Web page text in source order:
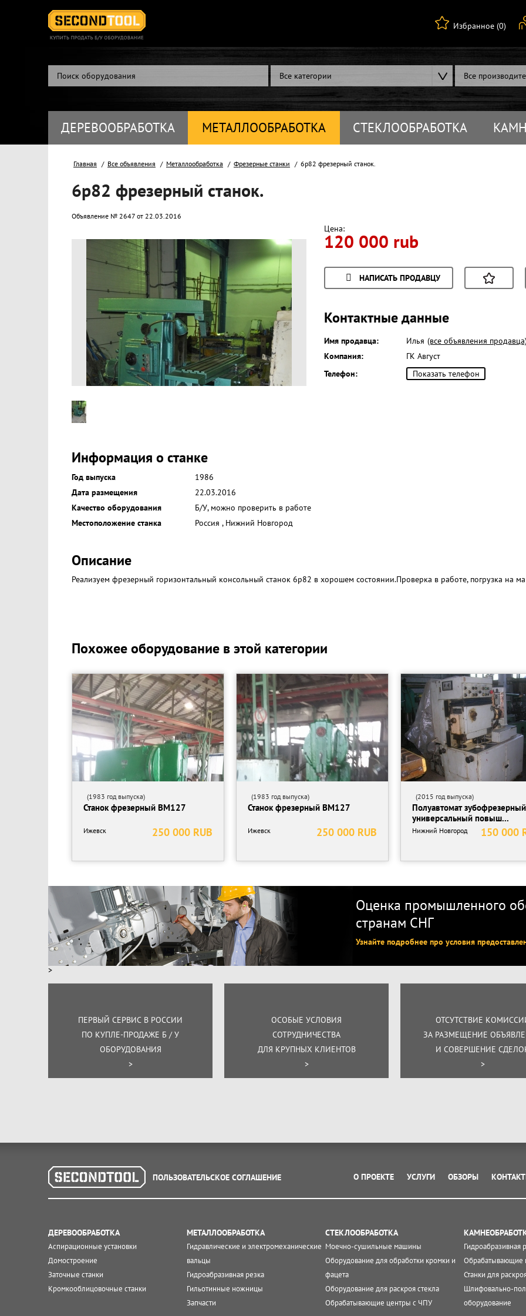
Избранное (0)
Все категории Все
ДЕРЕВООБРАБОТКА МЕТАЛЛООБРАБОТКА СТЕКЛООБРАБОТКА
Главная Все объявления Металлообработка Фрезерные станки 6р82 фрезерный станок.
6р82 фрезерный станок.
Объявление № 2647 от 22.03.2016
Цена:
120 000 rub
НАПИСАТЬ ПРОДАВЦУ
Контактные данные
Имя продавца: Илья (все объявления
Компания:
ГК Август
Телефон:
Показать телефон
Информация о станке
Год выпуска
1986
Дата размещения
22.03.2016
Качество оборудования
Б/У, можно проверить в работе
Местоположение станка
Россия , Нижний Новгород
Описание
Реализуем фрезерный горизонтальный консольный станок 6р82 в хорошем состоянии.Проверка в работе, погрузка на
Похожее оборудование в этой категории
(1983 год выпуска)
Станок фрезерный ВМ127
250 000 RUB
Ижевск
(1983 год выпуска)
Станок фрезерный ВМ127
250 000 RUB
Ижевск
(2015 год выпуска)
Полуавтомат зубофрезерный
универсальный повыш...
150 000
Нижний Новгород
Оценка промышленного
странам СНГ
Узнайте подробнее про условия
>
ПЕРВЫЙ СЕРВИС В РОССИИ
ПО КУПЛЕ-ПРОДАЖЕ Б / У
ОБОРУДОВАНИЯ
>
ОСОБЫЕ УСЛОВИЯ
СОТРУДНИЧЕСТВА
ДЛЯ КРУПНЫХ КЛИЕНТОВ
>
ОТСУТСТВИЕ
ЗА РАЗМЕЩЕНИЕ
И СОВЕРШЕНИЕ
>
ПОЛЬЗОВАТЕЛЬСКОЕ СОГЛАШЕНИЕ О ПРОЕКТЕ УСЛУГИ ОБЗОРЫ
ДЕРЕВООБРАБОТКА
Аспирационные установки
Домостроение
Заточные станки
Кромкооблицовочные станки
МЕТАЛЛООБРАБОТКА
Гидравлические и электромеханические
вальцы
Гидроабразивная резка
Гильотинные ножницы
Запчасти
СТЕКЛООБРАБОТКА
Моечно-сушильные машины
Оборудование для обработки кромки и
фацета
Оборудование для раскроя стекла
Обрабатывающие центры с ЧПУ
Гидроабразивная
Обрабатывающие
Станки для
Шлифовально-
оборудование